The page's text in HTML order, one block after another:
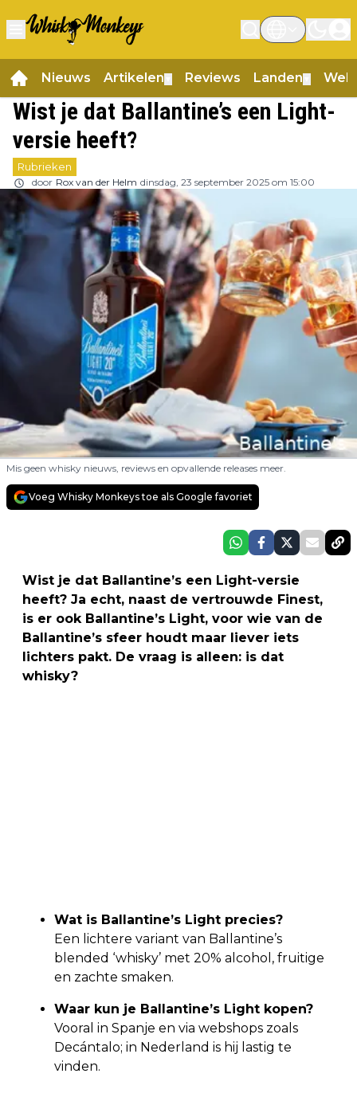
Nieuws Artikelen Reviews Landen
Wist je dat Ballantine’s een Light-
versie heeft?
Rubrieken
door Rox van der Helm dinsdag, 23 september 2025 om 15:00
Mis geen whisky nieuws, reviews en opvallende releases meer.
Voeg Whisky Monkeys toe als Google favoriet
Wist je dat Ballantine’s een Light-versie
heeft? Ja echt, naast de vertrouwde Finest,
is er ook Ballantine’s Light, voor wie van de
Ballantine’s sfeer houdt maar liever iets
lichters pakt. De vraag is alleen: is dat
whisky?
Wat is Ballantine’s Light precies?
Een lichtere variant van Ballantine’s
blended ‘whisky’ met 20% alcohol, fruitige
en zachte smaken.
Waar kun je Ballantine’s Light kopen?
Vooral in Spanje en via webshops zoals
Decántalo; in Nederland is hij lastig te
vinden.